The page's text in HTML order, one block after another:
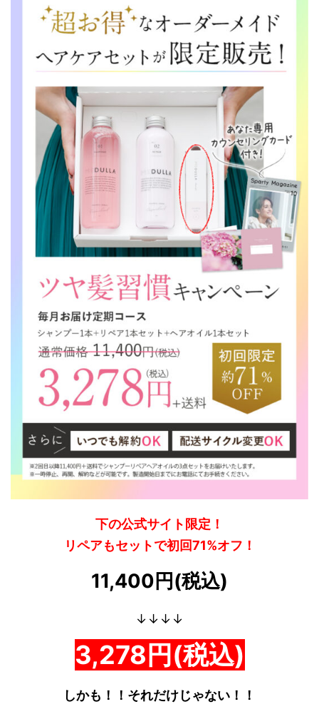
下の公式サイト限定！
リペアもセットで初回71%オフ！
11,400円(税込)
↓↓↓↓
3,278円(税込)
しかも！！それだけじゃない！！